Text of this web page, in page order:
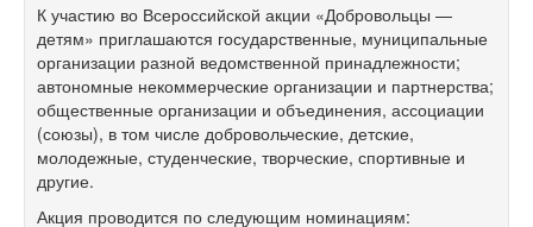
К участию во Всероссийской акции «Добровольцы —
детям» приглашаются государственные, муниципальные
организации разной ведомственной принадлежности;
автономные некоммерческие организации и партнерства;
общественные организации и объединения, ассоциации
(союзы), в том числе добровольческие, детские,
молодежные, студенческие, творческие, спортивные и
другие.
Акция проводится по следующим номинациям: